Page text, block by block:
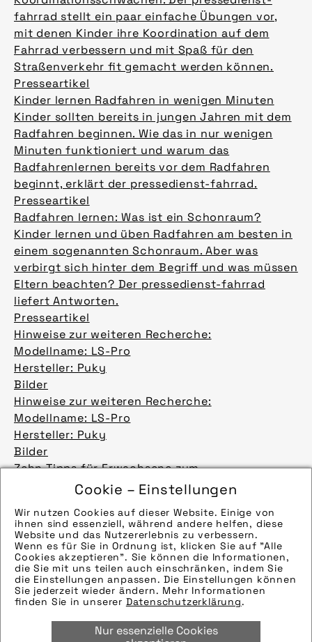
Cookie – Einstellungen
Wir nutzen Cookies auf dieser Website. Einige von
ihnen sind essenziell, während andere helfen, diese
Website und das Nutzererlebnis zu verbessern.
Wenn es für Sie in Ordnung ist, klicken Sie auf "Alle
Cookies akzeptieren". Sie können die Informationen,
die Sie mit uns teilen auch einschränken, indem Sie
die Einstellungen anpassen. Die Einstellungen können
Sie jederzeit wieder ändern. Mehr Informationen
finden Sie in unserer Datenschutzerklärung.
Nur essenzielle Cookies
fahrrad stellt ein paar einfache Übungen vor,
mit denen Kinder ihre Koordination auf dem
Fahrrad verbessern und mit Spaß für den
Straßenverkehr fit gemacht werden können.
Presseartikel
Kinder lernen Radfahren in wenigen Minuten
Kinder sollten bereits in jungen Jahren mit dem
Radfahren beginnen. Wie das in nur wenigen
Minuten funktioniert und warum das
Radfahrenlernen bereits vor dem Radfahren
beginnt, erklärt der pressedienst-fahrrad.
Presseartikel
Radfahren lernen: Was ist ein Schonraum?
Kinder lernen und üben Radfahren am besten in
einem sogenannten Schonraum. Aber was
verbirgt sich hinter dem Begriff und was müssen
Eltern beachten? Der pressedienst-fahrrad
liefert Antworten.
Presseartikel
Hinweise zur weiteren Recherche:
Modellname: LS-Pro
Hersteller: Puky
Bilder
Hinweise zur weiteren Recherche:
Modellname: LS-Pro
Hersteller: Puky
Bilder
Zehn Tipps für Erwachsene zum
Radfahrenlernen
Obwohl statistisch gesehen fast jeder Mensch
in Deutschland ein Rad besitzt, gibt es viele
Menschen, die nie gelernt haben, Rad zu fahren.
Der pressedienst-fahrrad gibt ein paar Tipps,
damit es mit dem „Aufsatteln“ auch im Alter
klappt.
Presseartikel
Hinweise zur weiteren Recherche:
Modellname: Furios